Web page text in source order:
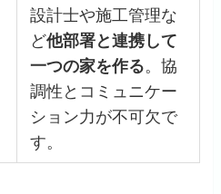
設計士や施工管理な
ど他部署と連携して
一つの家を作る。協
調性とコミュニケー
ション力が不可欠で
す。